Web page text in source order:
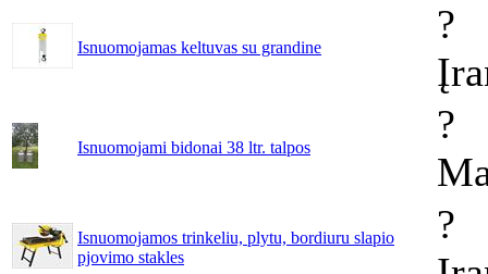
Isnuomojamas keltuvas su grandine
?
Isnuomojami bidonai 38 ltr. talpos
?
Isnuomojamos trinkeliu, plytu, bordiuru slapio
pjovimo stakles
?